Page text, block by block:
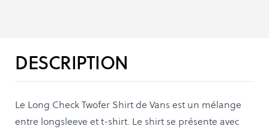
DESCRIPTION
Le Long Check Twofer Shirt de Vans est un mélange
entre longsleeve et t-shirt. Le shirt se présente avec